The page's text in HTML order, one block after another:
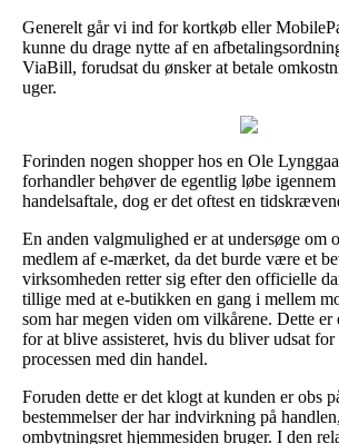
Generelt går vi ind for kortkøb eller
kunne du drage nytte af en
ViaBill, forudsat du ønsker at betale
uger.
Forinden nogen shopper hos en Ole
forhandler behøver de egentlig løbe
handelsaftale, dog er det oftest en
En anden valgmulighed er at undersøge om
medlem af e-mærket, da det burde være et
virksomheden retter sig efter den officielle
tillige med at e-butikken en gang i mellem
som har megen viden om vilkårene. Dette er
for at blive assisteret, hvis du bliver udsat
processen med din handel.
Foruden dette er det klogt at kunden er obs
bestemmelser der har indvirkning på
ombytningsret hjemmesiden bruger. I den